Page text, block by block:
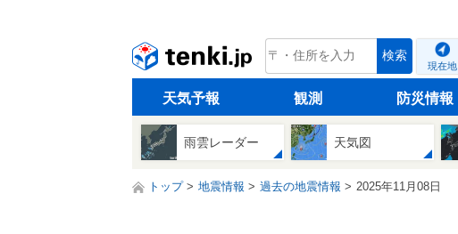
tenki.jp 検索
現在地
天気予報 観測 防災情報
雨雲レーダー 天気図
トップ 地震情報 過去の地震情報 2025年11月08日